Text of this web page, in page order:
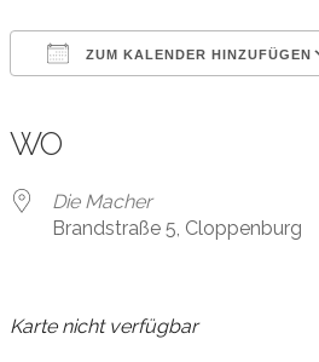
ZUM KALENDER HINZUFÜGEN
WO
Die Macher
Brandstraße 5, Cloppenburg
Karte nicht verfügbar